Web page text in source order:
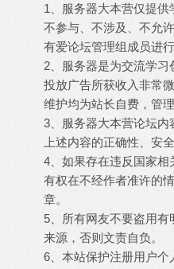
1、服务器大本营仅提供
不参与、不涉及、不允
有爱论坛管理组成员进
2、服务器是为交流学习
投放广告所获收入非常
维护均为站长自费，管
3、服务器大本营论坛
上述内容的正确性、安
4、如果存在违反国家
有权在不经作者准许的
章。
5、所有网友不要盗用
来源，否则文责自负。
6、本站保护注册用户个